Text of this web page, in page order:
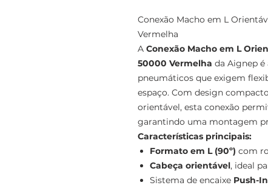
Conexão Macho em L
Vermelha
A Conexão Macho em L
50000 Vermelha da Aignep é
pneumáticos que exigem
espaço. Com design
orientável, esta conexão
garantindo uma montagem
Características principais:
Formato em L (90º) com
Cabeça orientável, ideal
Sistema de encaixe Push-In